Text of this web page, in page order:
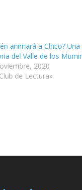
animará a Chico? Una
del Valle de los
2020
de Lectura»